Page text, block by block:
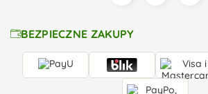
BEZPIECZNE ZAKUPY